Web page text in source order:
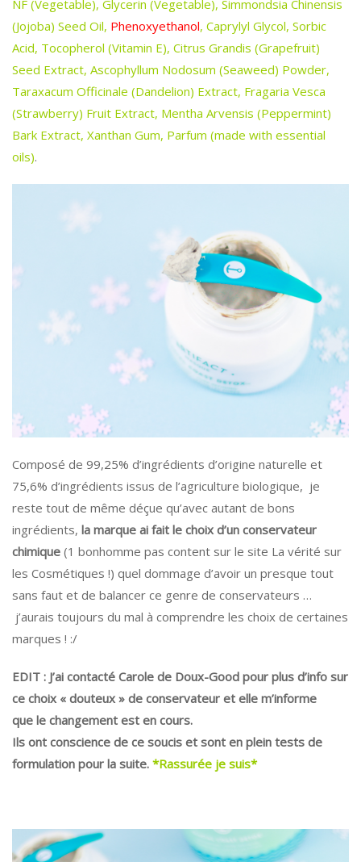
NF (Vegetable), Glycerin (Vegetable), Simmondsia Chinensis
(Jojoba) Seed Oil, Phenoxyethanol, Caprylyl Glycol, Sorbic
Acid, Tocopherol (Vitamin E), Citrus Grandis (Grapefruit)
Seed Extract, Ascophyllum Nodosum (Seaweed) Powder,
Taraxacum Officinale (Dandelion) Extract, Fragaria Vesca
(Strawberry) Fruit Extract, Mentha Arvensis (Peppermint)
Bark Extract, Xanthan Gum, Parfum (made with essential
oils).
Composé de 99,25% d’ingrédients d’origine naturelle et
75,6% d’ingrédients issus de l’agriculture biologique, je
reste tout de même déçue qu’avec autant de bons
ingrédients, la marque ai fait le choix d’un conservateur
chimique (1 bonhomme pas content sur le site La vérité sur
les Cosmétiques !) quel dommage d’avoir un presque tout
sans faut et de balancer ce genre de conservateurs …
j’aurais toujours du mal à comprendre les choix de certaines
marques ! :/
EDIT : J’ai contacté Carole de Doux-Good pour plus d’info sur
ce choix « douteux » de conservateur et elle m’informe
que le changement est en cours.
Ils ont conscience de ce soucis et sont en plein tests de
formulation pour la suite. *Rassurée je suis*